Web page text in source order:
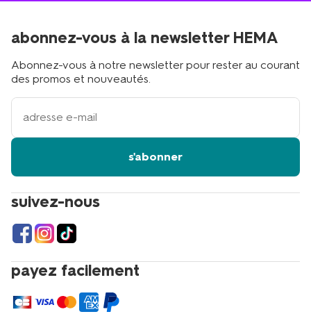
suivez-nous
payez facilement
abonnez-vous à la newsletter HEMA
Abonnez-vous à notre newsletter pour rester au courant
des promos et nouveautés.
votre
adresse
s'abonner